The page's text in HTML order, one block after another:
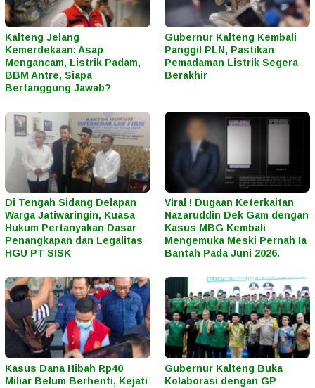
Kalteng Jelang
Kemerdekaan: Asap
Mengancam, Listrik Padam,
BBM Antre, Siapa
Bertanggung Jawab?
Gubernur Kalteng Kembali
Panggil PLN, Pastikan
Pemadaman Listrik Segera
Berakhir
Di Tengah Sidang Delapan
Warga Jatiwaringin, Kuasa
Hukum Pertanyakan Dasar
Penangkapan dan Legalitas
HGU PT SISK
Viral ! Dugaan Keterkaitan
Nazaruddin Dek Gam dengan
Kasus MBG Kembali
Mengemuka Meski Pernah Ia
Bantah Pada Juni 2026.
Kasus Dana Hibah Rp40
Miliar Belum Berhenti, Kejati
Gubernur Kalteng Buka
Kolaborasi dengan GP